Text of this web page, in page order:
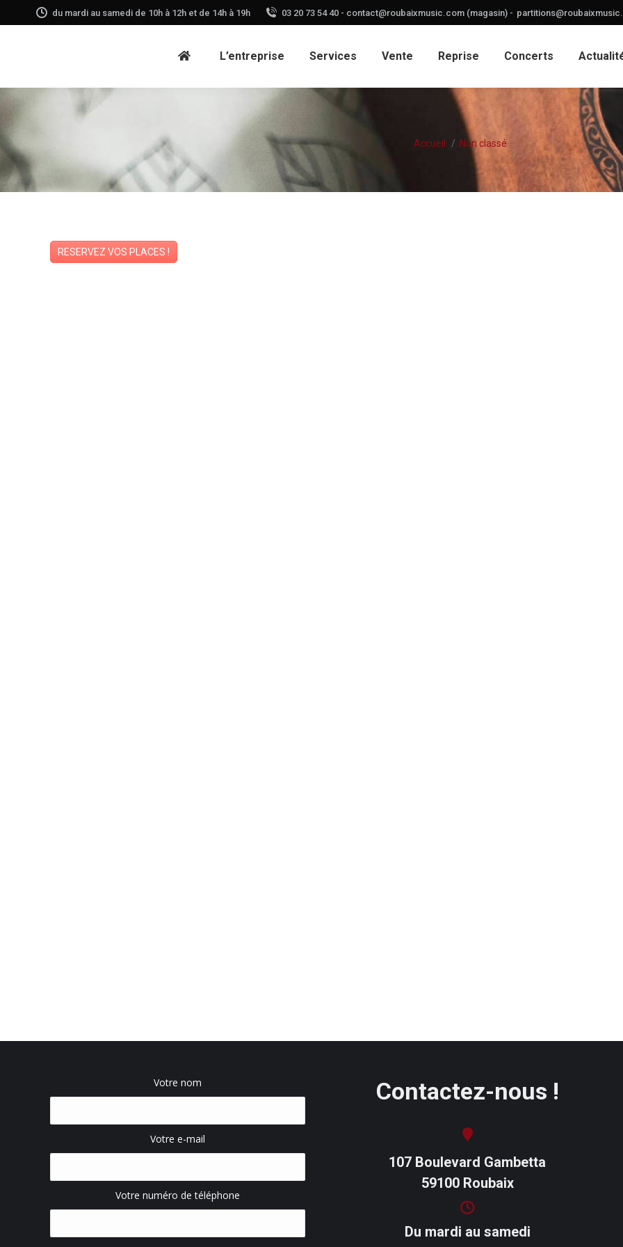
du mardi au samedi de 10h à 12h et de 14h à 19h 03 20 73 54 40 - contact@roubaixmusic.com (magasin) -
L’entreprise Services Vente Reprise Concerts
Vous êtes ici :
Accueil Non classé
RESERVEZ VOS PLACES !
Votre nom
Votre e-mail
Votre numéro de téléphone
Contactez-nous !
107 Boulevard Gambetta
59100 Roubaix
Du mardi au samedi